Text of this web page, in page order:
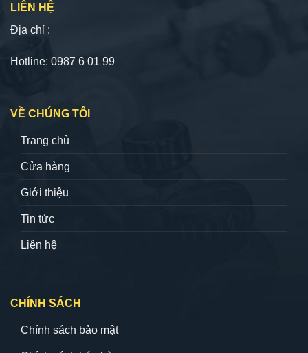
LIÊN HỆ
Địa chỉ :
Hotline: 0987 6 01 99
VỀ CHÚNG TÔI
Trang chủ
Cửa hàng
Giới thiệu
Tin tức
Liên hệ
CHÍNH SÁCH
Chính sách bảo mật